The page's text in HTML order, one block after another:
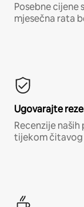
Posebne cijene
mjesečna rata
Ugovarajte
Recenzije
tijekom čitavog